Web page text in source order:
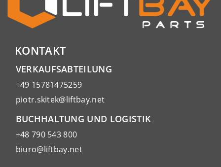
KONTAKT
VERKAUFSABTEILUNG
+49 15781475259
piotr.skitek@liftbay.net
BUCHHALTUNG UND LOGISTIK
+48 790 543 800
biuro@liftbay.net